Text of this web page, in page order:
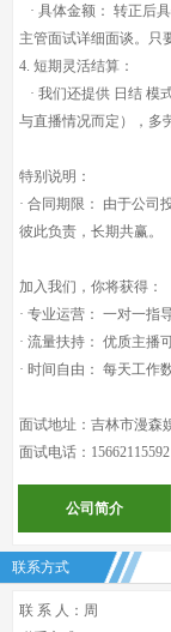
· 具体金额： 转正后
主管面试详细面谈。只
4. 短期灵活结算：
· 我们还提供 日结 模
与直播情况而定），多
特别说明：
· 合同期限： 由于公司
彼此负责，长期共赢。
加入我们，你将获得：
· 专业运营： 一对一指
· 流量扶持： 优质主播
· 时间自由： 每天工作
面试地址：吉林市漫森
面试电话：
公司简介
联系方式
联 系 人：周